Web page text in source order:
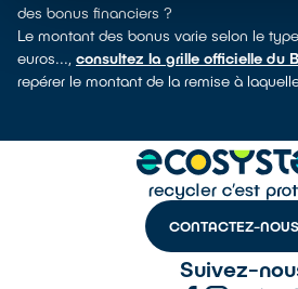
des bonus financiers ?
Le montant des bonus varie selon le type
euros..., consultez la grille officielle du
repérer le montant de la remise à
CONTACTEZ-NOUS
Suivez-